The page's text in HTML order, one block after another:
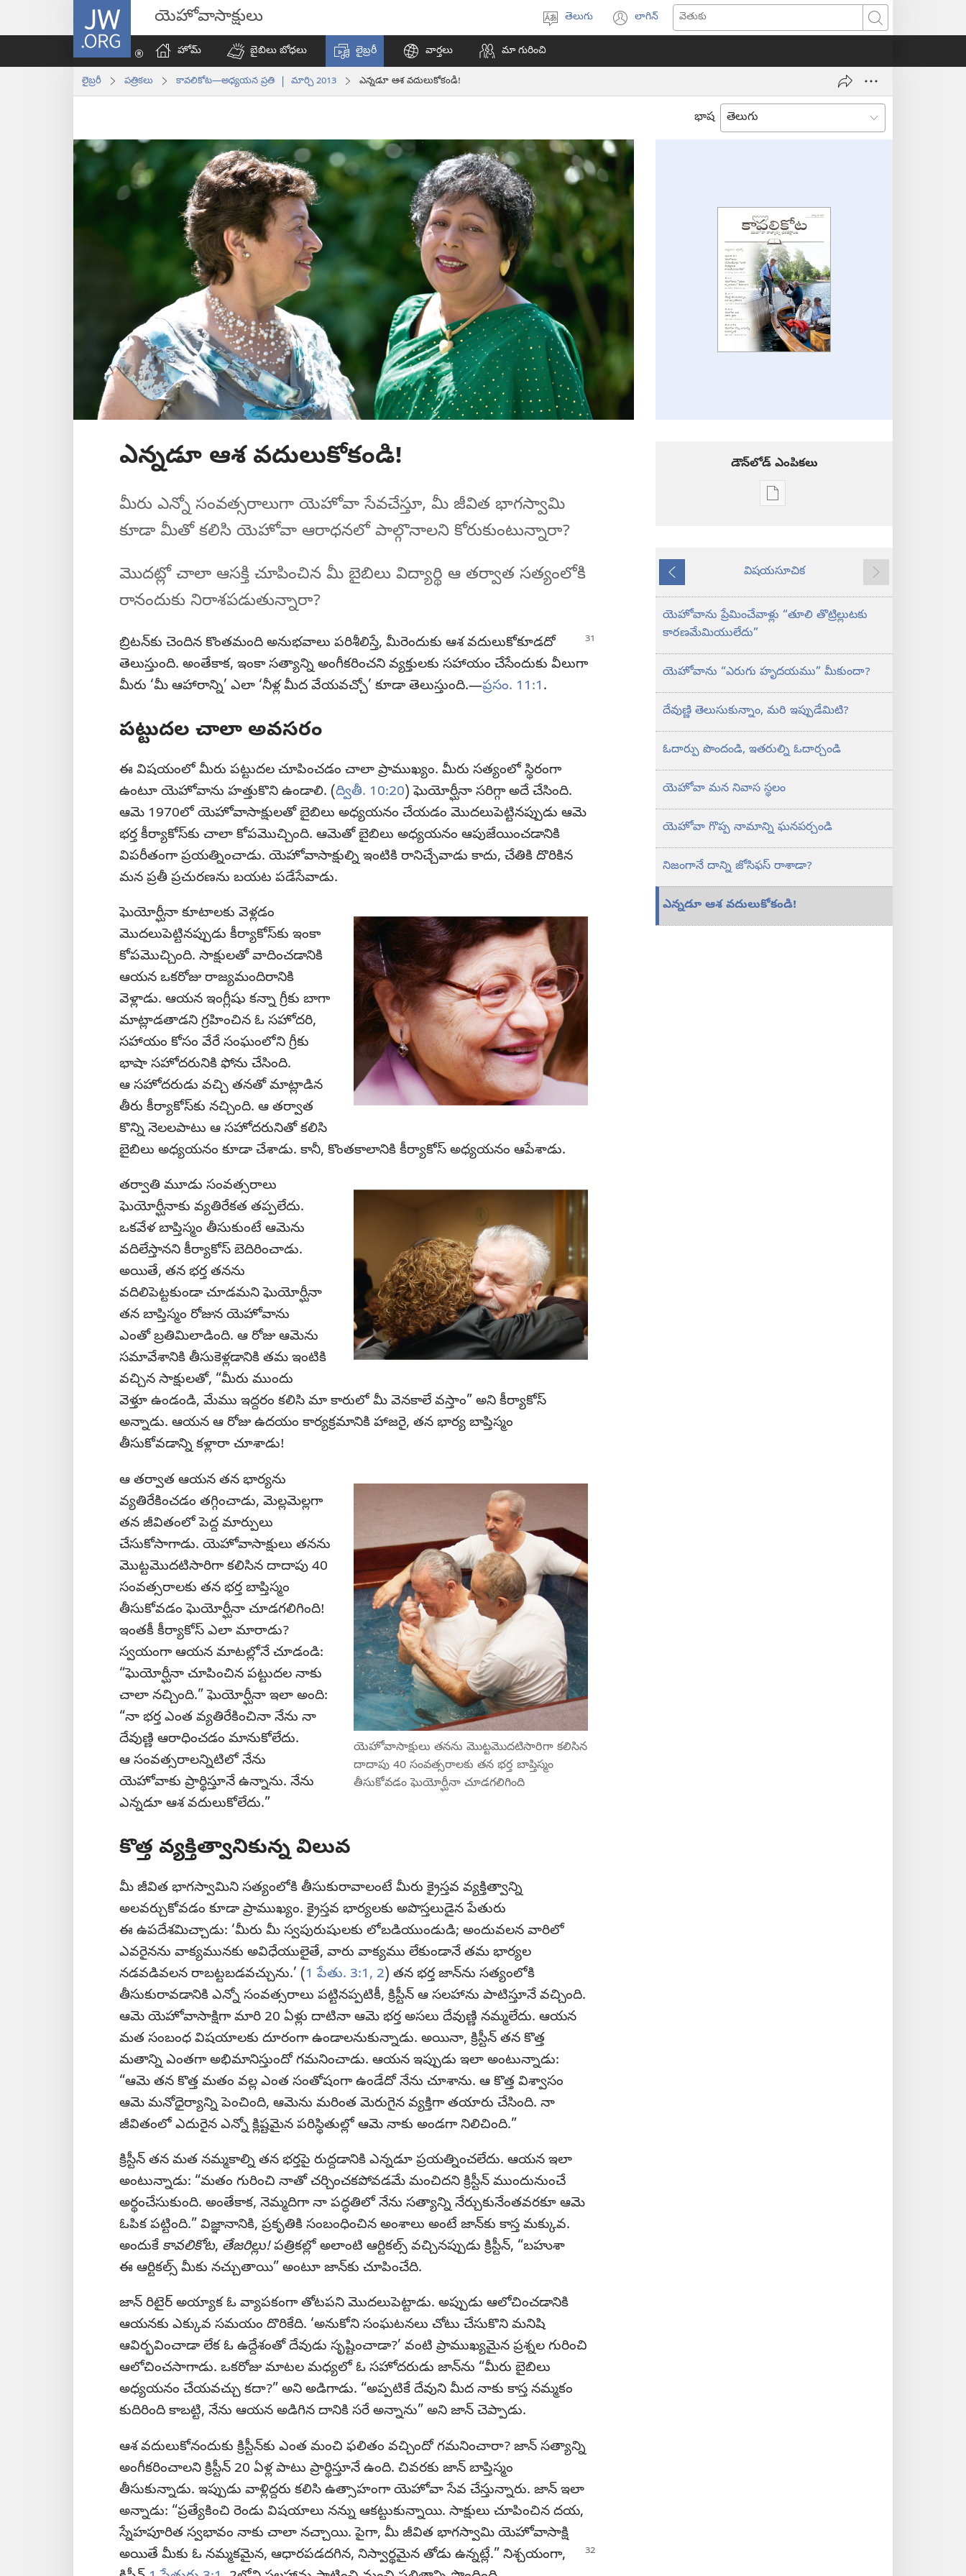
JW.ORG యెహోవాసాక్షులు
ఎంచుకోండి
తెలుగు లాగిన్
విండో
అవుతుంది)
వెతుకు
హోమ్‌
బైబిలు బోధలు లైబ్రరీ వార్తలు మా గురించి
లైబ్రరీ పత్రికలు కావలికోట—అధ్యయన ప్రతి | మార్చి 2013 ఎన్నడూ ఆశ వదులుకోకండి!
భాష
ఎన్నడూ ఆశ వదులుకోకండి!
మీరు ఎన్నో సంవత్సరాలుగా యెహోవా సేవచేస్తూ, మీ జీవిత భాగస్వామి
కూడా మీతో కలిసి యెహోవా ఆరాధనలో పాల్గొనాలని కోరుకుంటున్నారా?
మొదట్లో చాలా ఆసక్తి చూపించిన మీ బైబిలు విద్యార్థి ఆ తర్వాత సత్యంలోకి
రానందుకు నిరాశపడుతున్నారా?
బ్రిటన్‌కు చెందిన కొంతమంది అనుభవాలు పరిశీలిస్తే, మీరెందుకు ఆశ వదులుకోకూడదో
తెలుస్తుంది. అంతేకాక, ఇంకా సత్యాన్ని అంగీకరించని వ్యక్తులకు సహాయం చేసేందుకు వీలుగా
మీరు ‘మీ ఆహారాన్ని’ ఎలా ‘నీళ్ల మీద వేయవచ్చో’ కూడా తెలుస్తుంది.—ప్రసం. 11:1.
పట్టుదల చాలా అవసరం
ఈ విషయంలో మీరు పట్టుదల చూపించడం చాలా ప్రాముఖ్యం. మీరు సత్యంలో స్థిరంగా
ఉంటూ యెహోవాను హత్తుకొని ఉండాలి. (ద్వితీ. 10:20) ఘెయోర్ఘీనా సరిగ్గా అదే చేసింది.
ఆమె 1970లో యెహోవాసాక్షులతో బైబిలు అధ్యయనం చేయడం మొదలుపెట్టినప్పుడు ఆమె
భర్త కీర్యాకోస్‌కు చాలా కోపమొచ్చింది. ఆమెతో బైబిలు అధ్యయనం ఆపుజేయించడానికి
విపరీతంగా ప్రయత్నించాడు. యెహోవాసాక్షుల్ని ఇంటికి రానిచ్చేవాడు కాదు, చేతికి దొరికిన
మన ప్రతీ ప్రచురణను బయట పడేసేవాడు.
ఘెయోర్ఘీనా కూటాలకు వెళ్లడం
మొదలుపెట్టినప్పుడు కీర్యాకోస్‌కు ఇంకా
కోపమొచ్చింది. సాక్షులతో వాదించడానికి
ఆయన ఒకరోజు రాజ్యమందిరానికి
వెళ్లాడు. ఆయన ఇంగ్లీషు కన్నా గ్రీకు బాగా
మాట్లాడతాడని గ్రహించిన ఓ సహోదరి,
సహాయం కోసం వేరే సంఘంలోని గ్రీకు
భాషా సహోదరునికి ఫోను చేసింది.
ఆ సహోదరుడు వచ్చి తనతో మాట్లాడిన
తీరు కీర్యాకోస్‌కు నచ్చింది. ఆ తర్వాత
కొన్ని నెలలపాటు ఆ సహోదరునితో కలిసి
బైబిలు అధ్యయనం కూడా చేశాడు. కానీ, కొంతకాలానికి కీర్యాకోస్‌ అధ్యయనం ఆపేశాడు.
తర్వాతి మూడు సంవత్సరాలు
ఘెయోర్ఘీనాకు వ్యతిరేకత తప్పలేదు.
ఒకవేళ బాప్తిస్మం తీసుకుంటే ఆమెను
వదిలేస్తానని కీర్యాకోస్‌ బెదిరించాడు.
అయితే, తన భర్త తనను
వదిలిపెట్టకుండా చూడమని ఘెయోర్ఘీనా
తన బాప్తిస్మం రోజున యెహోవాను
ఎంతో బ్రతిమిలాడింది. ఆ రోజు ఆమెను
సమావేశానికి తీసుకెళ్లడానికి తమ ఇంటికి
వచ్చిన సాక్షులతో, “మీరు ముందు
వెళ్తూ ఉండండి, మేము ఇద్దరం కలిసి మా కారులో మీ వెనకాలే వస్తాం” అని కీర్యాకోస్‌
అన్నాడు. ఆయన ఆ రోజు ఉదయం కార్యక్రమానికి హాజరై, తన భార్య బాప్తిస్మం
తీసుకోవడాన్ని కళ్లారా చూశాడు!
యెహోవాసాక్షులు తనను మొట్టమొదటిసారిగా కలిసిన
దాదాపు 40 సంవత్సరాలకు తన భర్త బాప్తిస్మం
తీసుకోవడం ఘెయోర్ఘీనా చూడగలిగింది
ఆ తర్వాత ఆయన తన భార్యను
వ్యతిరేకించడం తగ్గించాడు, మెల్లమెల్లగా
తన జీవితంలో పెద్ద మార్పులు
చేసుకోసాగాడు. యెహోవాసాక్షులు తనను
మొట్టమొదటిసారిగా కలిసిన దాదాపు 40
సంవత్సరాలకు తన భర్త బాప్తిస్మం
తీసుకోవడం ఘెయోర్ఘీనా చూడగలిగింది!
ఇంతకీ కీర్యాకోస్‌ ఎలా మారాడు?
స్వయంగా ఆయన మాటల్లోనే చూడండి:
“ఘెయోర్ఘీనా చూపించిన పట్టుదల నాకు
చాలా నచ్చింది.” ఘెయోర్ఘీనా ఇలా అంది:
“నా భర్త ఎంత వ్యతిరేకించినా నేను నా
దేవుణ్ణి ఆరాధించడం మానుకోలేదు.
ఆ సంవత్సరాలన్నిటిలో నేను
యెహోవాకు ప్రార్థిస్తూనే ఉన్నాను. నేను
ఎన్నడూ ఆశ వదులుకోలేదు.”
కొత్త వ్యక్తిత్వానికున్న విలువ
మీ జీవిత భాగస్వామిని సత్యంలోకి తీసుకురావాలంటే మీరు క్రైస్తవ వ్యక్తిత్వాన్ని
అలవర్చుకోవడం కూడా ప్రాముఖ్యం. క్రైస్తవ భార్యలకు అపొస్తలుడైన పేతురు
ఈ ఉపదేశమిచ్చాడు: ‘మీరు మీ స్వపురుషులకు లోబడియుండుడి; అందువలన వారిలో
ఎవరైనను వాక్యమునకు అవిధేయులైతే, వారు వాక్యము లేకుండానే తమ భార్యల
నడవడివలన రాబట్టబడవచ్చును.’ (1 పేతు. 3:1, 2) తన భర్త జాన్‌ను సత్యంలోకి
తీసుకురావడానికి ఎన్నో సంవత్సరాలు పట్టినప్పటికీ, క్రిస్టీన్‌ ఆ సలహాను పాటిస్తూనే వచ్చింది.
ఆమె యెహోవాసాక్షిగా మారి 20 ఏళ్లు దాటినా ఆమె భర్త అసలు దేవుణ్ణి నమ్మలేదు. ఆయన
మత సంబంధ విషయాలకు దూరంగా ఉండాలనుకున్నాడు. అయినా, క్రిస్టీన్‌ తన కొత్త
మతాన్ని ఎంతగా అభిమానిస్తుందో గమనించాడు. ఆయన ఇప్పుడు ఇలా అంటున్నాడు:
“ఆమె తన కొత్త మతం వల్ల ఎంత సంతోషంగా ఉండేదో నేను చూశాను. ఆ కొత్త విశ్వాసం
ఆమె మనోధైర్యాన్ని పెంచింది, ఆమెను మరింత మెరుగైన వ్యక్తిగా తయారు చేసింది. నా
జీవితంలో ఎదురైన ఎన్నో క్లిష్టమైన పరిస్థితుల్లో ఆమె నాకు అండగా నిలిచింది.”
క్రిస్టీన్‌ తన మత నమ్మకాల్ని తన భర్తపై రుద్దడానికి ఎన్నడూ ప్రయత్నించలేదు. ఆయన ఇలా
అంటున్నాడు: “మతం గురించి నాతో చర్చించకపోవడమే మంచిదని క్రిస్టీన్‌ ముందునుంచే
అర్థంచేసుకుంది. అంతేకాక, నెమ్మదిగా నా పద్ధతిలో నేను సత్యాన్ని నేర్చుకునేంతవరకూ ఆమె
ఓపిక పట్టింది.” విజ్ఞానానికి, ప్రకృతికి సంబంధించిన అంశాలు అంటే జాన్‌కు కాస్త మక్కువ.
అందుకే కావలికోట, తేజరిల్లు!పత్రికల్లో అలాంటి ఆర్టికల్స్‌ వచ్చినప్పుడు క్రిస్టీన్‌, “బహుశా
ఈ ఆర్టికల్స్‌ మీకు నచ్చుతాయి” అంటూ జాన్‌కు చూపించేది.
జాన్‌ రిటైర్‌ అయ్యాక ఓ వ్యాపకంగా తోటపని మొదలుపెట్టాడు. అప్పుడు ఆలోచించడానికి
ఆయనకు ఎక్కువ సమయం దొరికేది. ‘అనుకోని సంఘటనలు చోటు చేసుకొని మనిషి
ఆవిర్భవించాడా లేక ఓ ఉద్దేశంతో దేవుడు సృష్టించాడా?’ వంటి ప్రాముఖ్యమైన ప్రశ్నల గురించి
ఆలోచించసాగాడు. ఒకరోజు మాటల మధ్యలో ఓ సహోదరుడు జాన్‌ను “మీరు బైబిలు
అధ్యయనం చేయవచ్చు కదా?” అని అడిగాడు. “అప్పటికే దేవుని మీద నాకు కాస్త నమ్మకం
కుదిరింది కాబట్టి, నేను ఆయన అడిగిన దానికి సరే అన్నాను” అని జాన్‌ చెప్పాడు.
ఆశ వదులుకోనందుకు క్రిస్టీన్‌కు ఎంత మంచి ఫలితం వచ్చిందో గమనించారా? జాన్‌ సత్యాన్ని
అంగీకరించాలని క్రిస్టీన్‌ 20 ఏళ్ల పాటు ప్రార్థిస్తూనే ఉంది. చివరకు జాన్‌ బాప్తిస్మం
తీసుకున్నాడు. ఇప్పుడు వాళ్లిద్దరు కలిసి ఉత్సాహంగా యెహోవా సేవ చేస్తున్నారు. జాన్‌ ఇలా
అన్నాడు: “ప్రత్యేకించి రెండు విషయాలు నన్ను ఆకట్టుకున్నాయి. సాక్షులు చూపించిన దయ,
స్నేహపూరిత స్వభావం నాకు చాలా నచ్చాయి. పైగా, మీ జీవిత భాగస్వామి యెహోవాసాక్షి
అయితే మీకు ఓ నమ్మకమైన, ఆధారపడదగిన, నిస్వార్థమైన తోడు ఉన్నట్లే.” నిశ్చయంగా,
డౌన్‌లోడ్‌ ఎంపికలు
ప్రచురణల
—
ప్రతి
మార్చి 2013
ముందటి
విషయసూచిక
తరవాతి
యెహోవాను ప్రేమించేవాళ్లు “తూలి తొట్రిల్లుటకు
కారణమేమియులేదు”
యెహోవాను “ఎరుగు హృదయము” మీకుందా?
దేవుణ్ణి తెలుసుకున్నాం, మరి ఇప్పుడేమిటి?
ఓదార్పు పొందండి, ఇతరుల్ని ఓదార్చండి
యెహోవా మన నివాస స్థలం
యెహోవా గొప్ప నామాన్ని ఘనపర్చండి
నిజంగానే దాన్ని జోసిఫస్‌ రాశాడా?
ఎన్నడూ ఆశ వదులుకోకండి!